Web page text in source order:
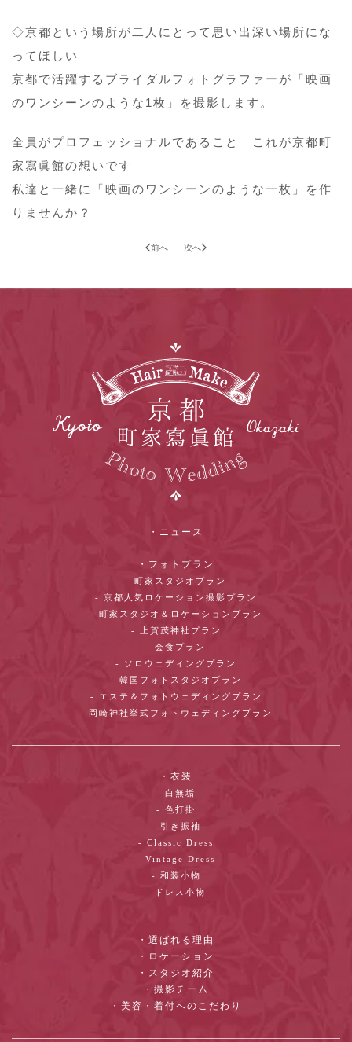
◇京都という場所が二人にとって思い出深い場所にな
ってほしい
京都で活躍するブライダルフォトグラファーが「映画
のワンシーンのような1枚」を撮影します。
全員がプロフェッショナルであること これが京都町
家寫眞館の想いです
私達と一緒に「映画のワンシーンのような一枚」を作
りませんか？
前へ 次へ
・ニュース
・フォトプラン
- 町家スタジオプラン
- 京都人気ロケーション撮影プラン
- 町家スタジオ＆ロケーションプラン
- 上賀茂神社プラン
- 会食プラン
- ソロウェディングプラン
- 韓国フォトスタジオプラン
- エステ＆フォトウェディングプラン
- 岡崎神社挙式フォトウェディングプラン
・衣装
- 白無垢
- 色打掛
- 引き振袖
- Classic Dress
- Vintage Dress
- 和装小物
- ドレス小物
・選ばれる理由
・ロケーション
・スタジオ紹介
・撮影チーム
・美容・着付へのこだわり